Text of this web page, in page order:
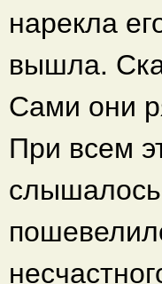
нарекла
вышла.
Сами они
При всем